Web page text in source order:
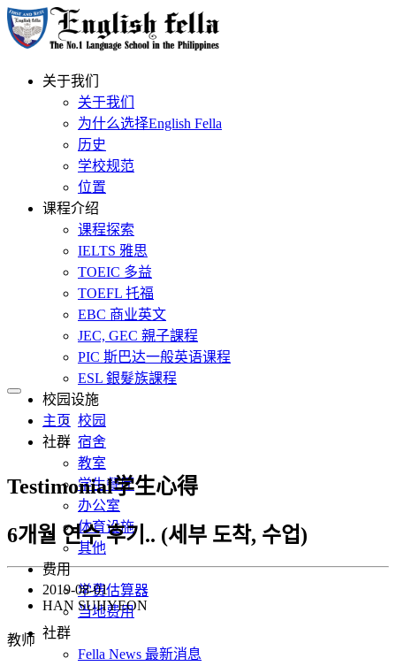
关于我们
关于我们
为什么选择English Fella
历史
学校规范
位置
课程介绍
课程探索
IELTS 雅思
TOEIC 多益
TOEFL 托福
EBC 商业英文
JEC, GEC 親子課程
PIC 斯巴达一般英语课程
ESL 銀髮族課程
校园设施
校园
宿舍
教室
学生餐厅
办公室
体育设施
其他
费用
学费估算器
当地费用
社群
Fella News 最新消息
主页
社群
Testimonial学生心得
6개월 연수 후기.. (세부 도착, 수업)
2019-08-01
HAN SUHYEON
教师